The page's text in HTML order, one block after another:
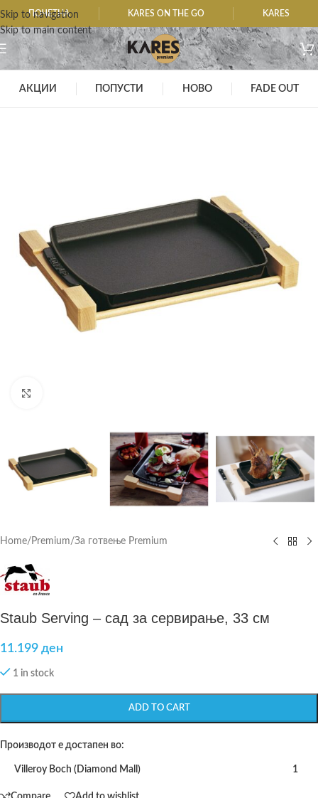
Skip to navigation
Skip to main content
ПОЧЕТНА KARES ON THE GO KARES
АКЦИИ ПОПУСТИ НОВО FADE OUT
Home/ Premium/За готвење Premium
Staub Serving – сад за сервирање, 33 см
11.199 ден
1 in stock
ADD TO CART
Производот е достапен во:
Villeroy Boch (Diamond Mall) 1